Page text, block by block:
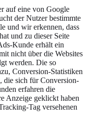
auf eine von Google
der Nutzer bestimmte
und wir erkennen, dass
und zu dieser Seite
Kunde erhält ein
nicht über die Websites
werden. Die so
Conversion-Statistiken
die sich für Conversion-
erfahren die
Anzeige geklickt haben
Tag versehenen